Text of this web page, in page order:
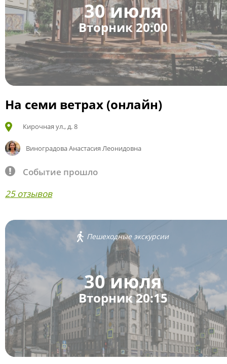
30 июля
Вторник 20:00
На семи ветрах (онлайн)
Кирочная ул., д. 8
Виноградова Анастасия Леонидовна
Событие прошло
25 отзывов
Пешеходные экскурсии
30 июля
Вторник 20:15